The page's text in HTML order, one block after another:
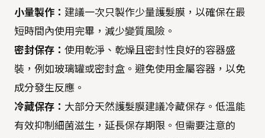
小量製作： 建議一次只製作少量護髮膜，以確保在最
短時間內使用完畢，減少變質風險。
密封保存： 使用乾淨、乾燥且密封性良好的容器盛
裝，例如玻璃罐或密封盒。避免使用金屬容器，以免
成分發生反應。
冷藏保存： 大部分天然護髮膜建議冷藏保存。低溫能
有效抑制細菌滋生，延長保存期限。但需要注意的